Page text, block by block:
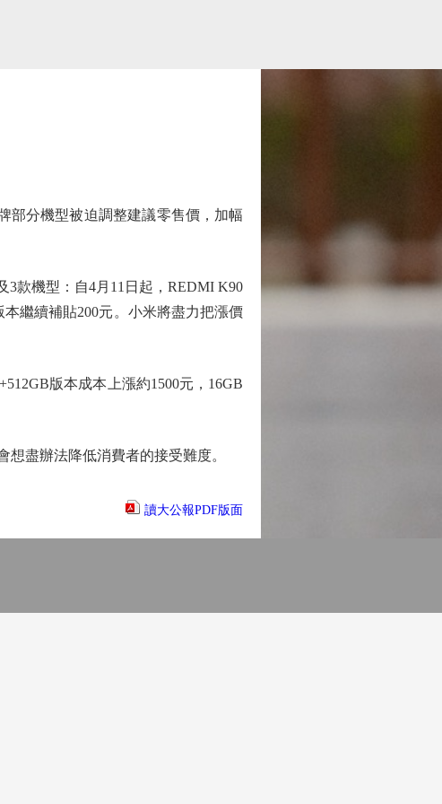
分機型被迫調整建議零售價，加幅
機型：自4月11日起，REDMI K90
本繼續補貼200元。小米將盡力把漲價
版本成本上漲約1500元，16GB
盡辦法降低消費者的接受難度。
讀大公報PDF版面